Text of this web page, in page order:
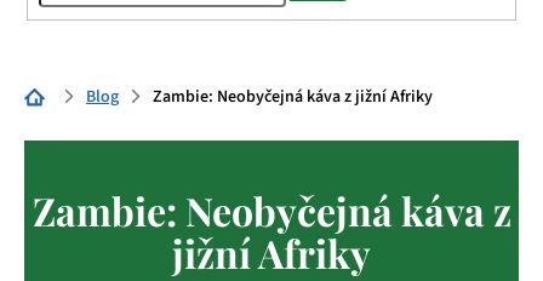
Domů Blog Zambie: Neobyčejná káva z jižní Afriky
Zambie: Neobyčejná káva z
jižní Afriky